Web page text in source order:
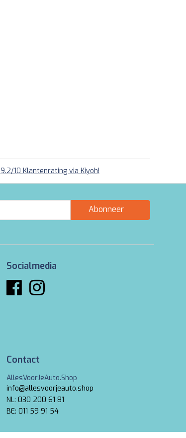
9.2/10 Klantenrating via Kiyoh!
Abonneer
Socialmedia
Contact
AllesVoorJeAuto.Shop
info@allesvoorjeauto.shop
NL: 030 200 61 81
BE: 011 59 91 54